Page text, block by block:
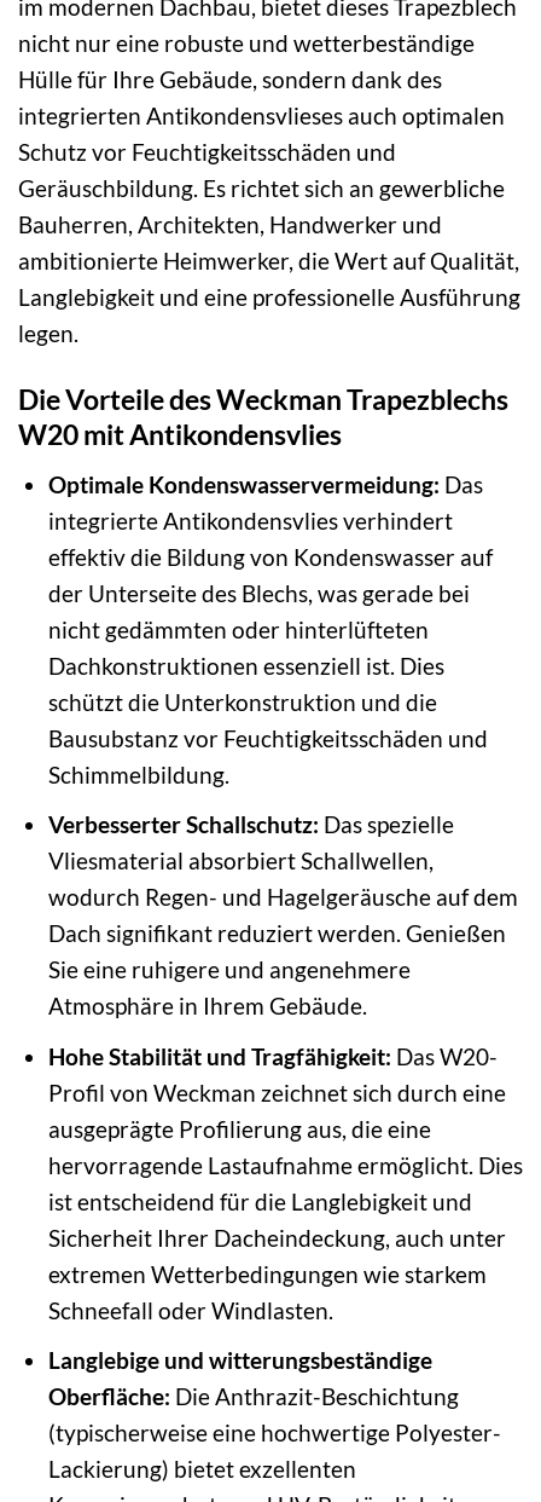
im modernen Dachbau, bietet dieses Trapezblech
nicht nur eine robuste und wetterbeständige
Hülle für Ihre Gebäude, sondern dank des
integrierten Antikondensvlieses auch optimalen
Schutz vor Feuchtigkeitsschäden und
Geräuschbildung. Es richtet sich an gewerbliche
Bauherren, Architekten, Handwerker und
ambitionierte Heimwerker, die Wert auf Qualität,
Langlebigkeit und eine professionelle Ausführung
legen.
Die Vorteile des Weckman Trapezblechs
W20 mit Antikondensvlies
Optimale Kondenswasservermeidung: Das
integrierte Antikondensvlies verhindert
effektiv die Bildung von Kondenswasser auf
der Unterseite des Blechs, was gerade bei
nicht gedämmten oder hinterlüfteten
Dachkonstruktionen essenziell ist. Dies
schützt die Unterkonstruktion und die
Bausubstanz vor Feuchtigkeitsschäden und
Schimmelbildung.
Verbesserter Schallschutz: Das spezielle
Vliesmaterial absorbiert Schallwellen,
wodurch Regen- und Hagelgeräusche auf dem
Dach signifikant reduziert werden. Genießen
Sie eine ruhigere und angenehmere
Atmosphäre in Ihrem Gebäude.
Hohe Stabilität und Tragfähigkeit: Das W20-
Profil von Weckman zeichnet sich durch eine
ausgeprägte Profilierung aus, die eine
hervorragende Lastaufnahme ermöglicht. Dies
ist entscheidend für die Langlebigkeit und
Sicherheit Ihrer Dacheindeckung, auch unter
extremen Wetterbedingungen wie starkem
Schneefall oder Windlasten.
Langlebige und witterungsbeständige
Oberfläche: Die Anthrazit-Beschichtung
(typischerweise eine hochwertige Polyester-
Lackierung) bietet exzellenten